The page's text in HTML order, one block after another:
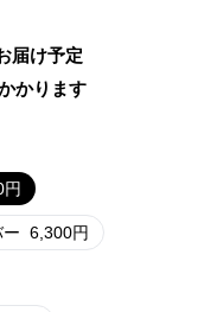
届け予定
かります
円
6,300円